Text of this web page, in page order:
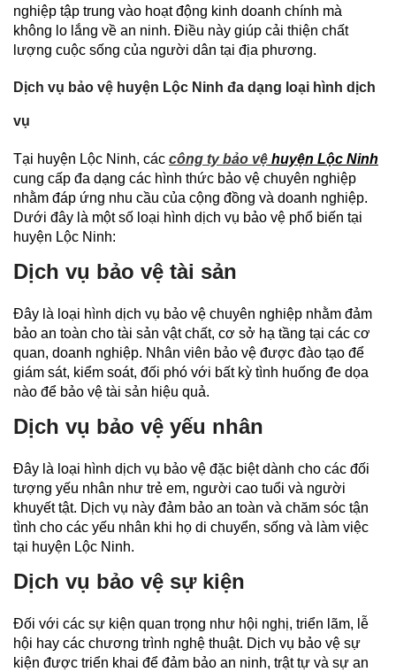
nghiệp tập trung vào hoạt động kinh doanh chính mà
không lo lắng về an ninh. Điều này giúp cải thiện chất
lượng cuộc sống của người dân tại địa phương.
Dịch vụ bảo vệ huyện Lộc Ninh đa dạng loại hình dịch
vụ
Tại huyện Lộc Ninh, các công ty bảo vệ huyện Lộc Ninh
cung cấp đa dạng các hình thức bảo vệ chuyên nghiệp
nhằm đáp ứng nhu cầu của cộng đồng và doanh nghiệp.
Dưới đây là một số loại hình dịch vụ bảo vệ phổ biến tại
huyện Lộc Ninh:
Dịch vụ bảo vệ tài sản
Đây là loại hình dịch vụ bảo vệ chuyên nghiệp nhằm đảm
bảo an toàn cho tài sản vật chất, cơ sở hạ tầng tại các cơ
quan, doanh nghiệp. Nhân viên bảo vệ được đào tạo để
giám sát, kiểm soát, đối phó với bất kỳ tình huống đe dọa
nào để bảo vệ tài sản hiệu quả.
Dịch vụ bảo vệ yếu nhân
Đây là loại hình dịch vụ bảo vệ đặc biệt dành cho các đối
tượng yếu nhân như trẻ em, người cao tuổi và người
khuyết tật. Dịch vụ này đảm bảo an toàn và chăm sóc tận
tình cho các yếu nhân khi họ di chuyển, sống và làm việc
tại huyện Lộc Ninh.
Dịch vụ bảo vệ sự kiện
Đối với các sự kiện quan trọng như hội nghị, triển lãm, lễ
hội hay các chương trình nghệ thuật. Dịch vụ bảo vệ sự
kiện được triển khai để đảm bảo an ninh, trật tự và sự an